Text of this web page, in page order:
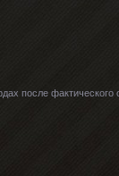
после фактического